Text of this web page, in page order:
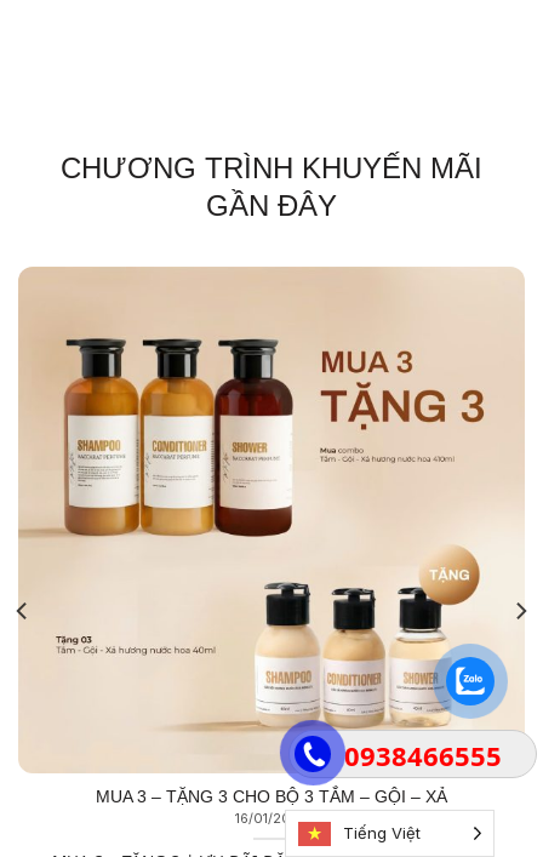
0938466555
CHƯƠNG TRÌNH KHUYẾN MÃI
GẦN ĐÂY
MUA 3 – TẶNG 3 CHO BỘ 3 TẮM – GỘI – XẢ
16/01/2026
Tiếng Việt